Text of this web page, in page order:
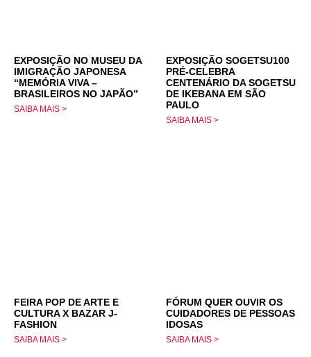
EXPOSIÇÃO NO MUSEU DA
IMIGRAÇÃO JAPONESA
“MEMÓRIA VIVA –
BRASILEIROS NO JAPÃO”
SAIBA MAIS >
EXPOSIÇÃO SOGETSU100
PRÉ-CELEBRA
CENTENÁRIO DA SOGETSU
DE IKEBANA EM SÃO
PAULO
SAIBA MAIS >
FEIRA POP DE ARTE E
CULTURA X BAZAR J-
FASHION
SAIBA MAIS >
FÓRUM QUER OUVIR OS
CUIDADORES DE PESSOAS
IDOSAS
SAIBA MAIS >